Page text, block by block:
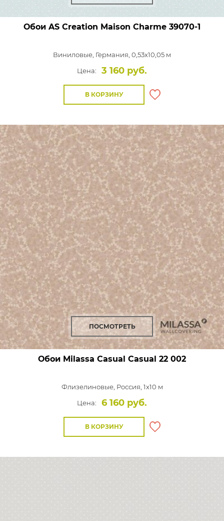
Обои AS Creation Maison Charme 39070-1
Виниловые, Германия, 0,53x10,05 м
Цена:
3 160 руб.
В КОРЗИНУ
ПОСМОТРЕТЬ
Обои Milassa Casual Casual 22 002
Флизелиновые, Россия, 1x10 м
Цена:
6 160 руб.
В КОРЗИНУ